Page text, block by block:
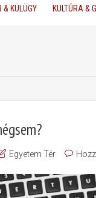
& KÜLÜGY KULTÚRA &
Egyetem Tér